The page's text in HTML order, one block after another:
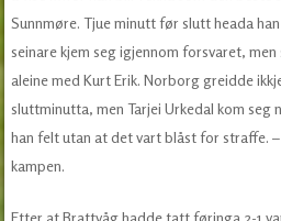
Sunnmøre. Tjue minutt før slutt heada
seinare kjem seg igjennom forsvaret,
aleine med Kurt Erik. Norborg greidde
sluttminutta, men Tarjei Urkedal kom seg
han felt utan at det vart blåst for straffe.
kampen.
Etter at Brattvåg hadde tatt føringa 2-1